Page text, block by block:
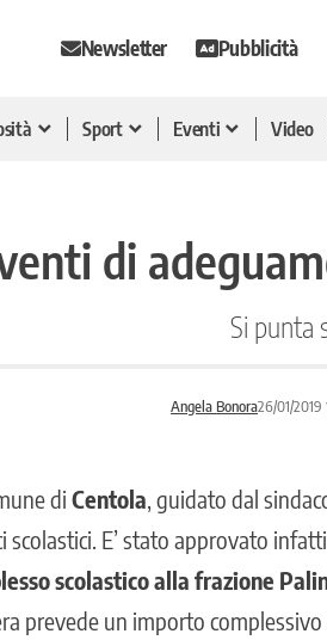
Newsletter Pubblicità
Sport Eventi Video
di
Si punta
Angela Bonora26/01/
diCentola , guidato dal
scolastici. E’ stato approvato
scolastico alla frazione
prevede un importo complessivo